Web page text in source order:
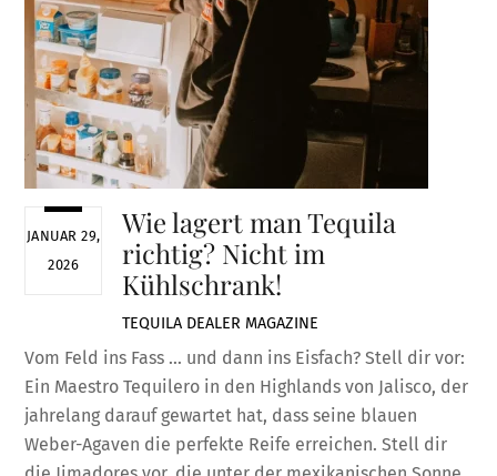
JANUAR 29,
2026
Wie lagert man Tequila
richtig? Nicht im
Kühlschrank!
TEQUILA DEALER MAGAZINE
Vom Feld ins Fass … und dann ins Eisfach? Stell dir vor:
Ein Maestro Tequilero in den Highlands von Jalisco, der
jahrelang darauf gewartet hat, dass seine blauen
Weber-Agaven die perfekte Reife erreichen. Stell dir